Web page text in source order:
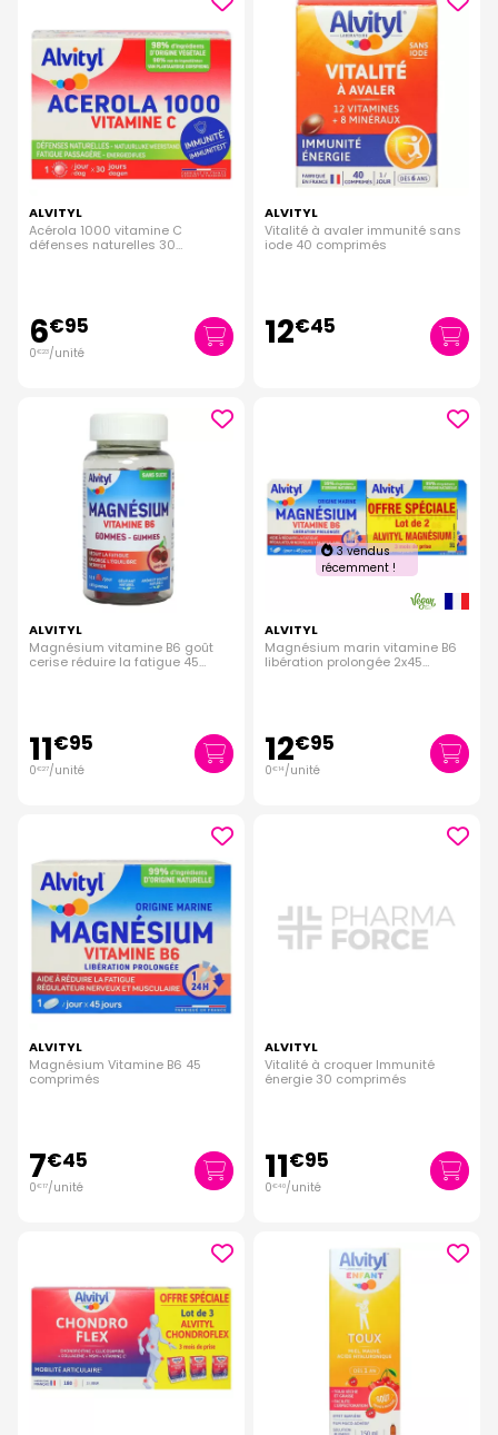
ALVITYL
Acérola 1000 vitamine C
défenses naturelles 30
6€95
0€23/unité
ALVITYL
Vitalité à avaler immunité sans
iode 40 comprimés
12€45
ALVITYL
Magnésium vitamine B6 goût
cerise réduire la fatigue 45
11€95
0€27/unité
3 vendus
récemment !
ALVITYL
Magnésium marin vitamine B6
libération prolongée 2x45
12€95
0€ 14 /unité
ALVITYL
Magnésium Vitamine B6 45
comprimés
7€45
0€ 17/unité
ALVITYL
Vitalité à croquer Immunité
énergie 30 comprimés
11€95
0€40/unité